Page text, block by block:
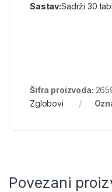
Sastav:Sadrži 30
Šifra proizvoda:
Zglobovi
Povezani